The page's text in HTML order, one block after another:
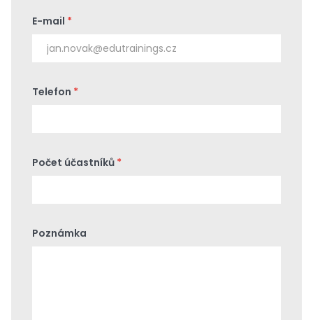
E-mail *
Telefon *
Počet účastníků *
Poznámka